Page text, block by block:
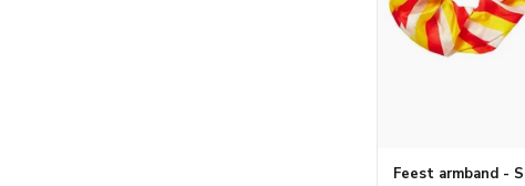
Feest armband -